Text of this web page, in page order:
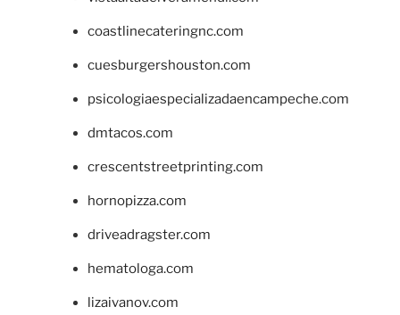
coastlinecateringnc.com
cuesburgershouston.com
psicologiaespecializadaencampeche.com
dmtacos.com
crescentstreetprinting.com
hornopizza.com
driveadragster.com
hematologa.com
lizaivanov.com